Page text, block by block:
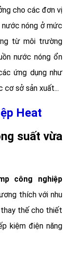
cho các đơn vị
nóng ở mức
từ môi trường
nước nóng ổn
ứng dụng như
cơ sở sản xuất...
Heat
suất vừa
công nghiệp
thích với nhu
thay thế cho thiết
kiệm điện năng